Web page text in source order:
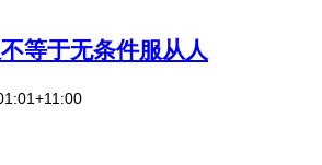
等于无条件服从人